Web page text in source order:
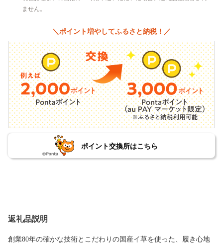
ません。
＼ポイント増やしてふるさと納税！／
ポイント交換所はこちら
返礼品説明
創業80年の確かな技術とこだわりの国産イ草を使った、履き心地